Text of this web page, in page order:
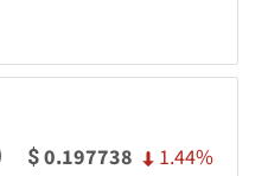
$0.197738 1.44%